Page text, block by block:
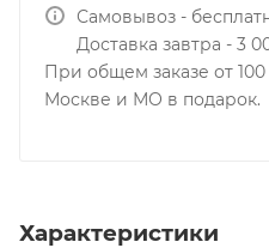
Самовывоз -
Доставка завтра - 3
При общем заказе от 100
Москве и МО в подарок.
Характеристики